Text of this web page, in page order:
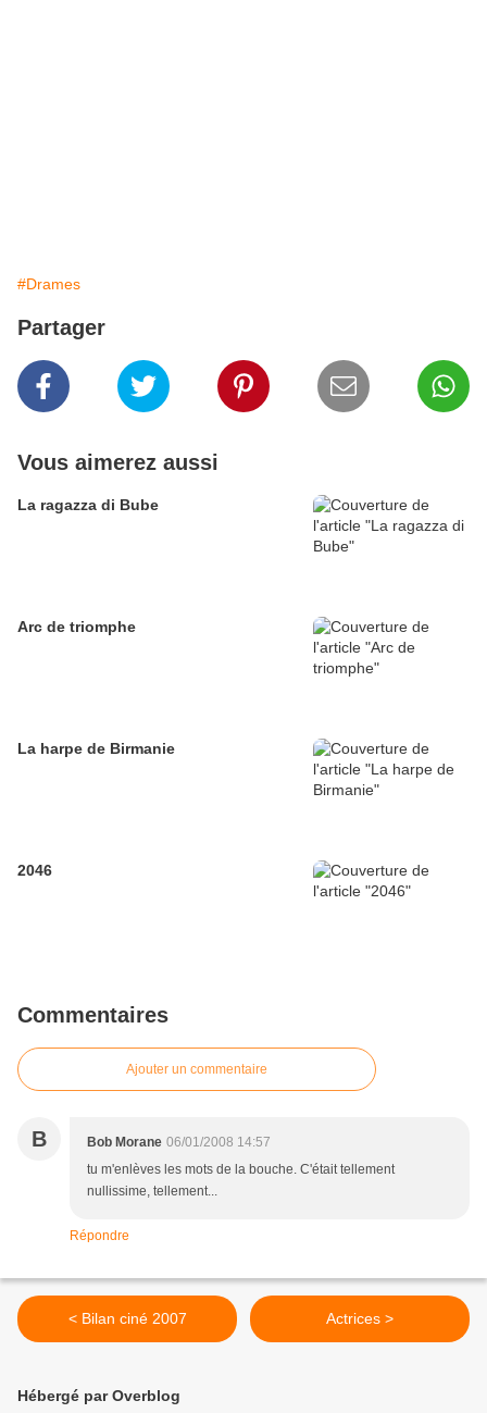
#Drames
Partager
Vous aimerez aussi
La ragazza di Bube
Arc de triomphe
La harpe de Birmanie
2046
Commentaires
Ajouter un commentaire
B Bob Morane 06/01/2008 14:57
tu m'enlèves les mots de la bouche. C'était tellement
nullissime, tellement...
Répondre
< Bilan ciné 2007 Actrices >
Hébergé par Overblog